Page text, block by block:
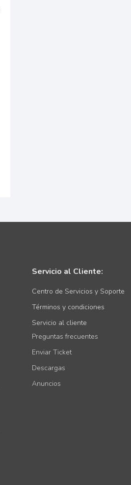
Servicio al Cliente:
Centro de Servicios y Soporte
Términos y condiciones
Servicio al cliente
Preguntas frecuentes
Enviar Ticket
Descargas
Anuncios